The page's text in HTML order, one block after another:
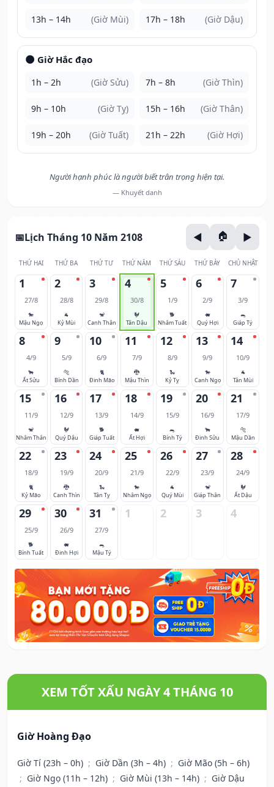
13h – 14h (Giờ Mùi) 17h – 18h (Giờ Dậu)
🌑 Giờ Hắc đạo
1h – 2h (Giờ Sửu) 7h – 8h (Giờ Thìn)
9h – 10h (Giờ Tỵ) 15h – 16h (Giờ Thân)
19h – 20h (Giờ Tuất) 21h – 22h (Giờ Hợi)
Người hạnh phúc là người biết trân trọng hiện tại.
— Khuyết danh
Lịch Tháng 10 Năm 2108
THỨ HAI THỨ BA THỨ TƯ THỨ NĂM THỨ SÁU THỨ BẢY CHỦ NHẬT
1
27/8
🐎
Mậu Ngọ
2
28/8
🐐
Kỷ Mùi
3
29/8
🐒
Canh Thân
4
30/8
🐓
Tân Dậu
5
1/9
🐕
Nhâm Tuất
6
2/9
🐖
Quý Hợi
7
3/9
🐀
Giáp Tý
8
4/9
🐂
Ất Sửu
9
5/9
🐅
Bính Dần
10
6/9
🐈
Đinh Mão
11
7/9
🐉
Mậu Thìn
12
8/9
🐍
Kỷ Tỵ
13
9/9
🐎
Canh Ngọ
14
10/9
🐐
Tân Mùi
15
11/9
🐒
Nhâm Thân
16
12/9
🐓
Quý Dậu
17
13/9
🐕
Giáp Tuất
18
14/9
🐖
Ất Hợi
19
15/9
🐀
Bính Tý
20
16/9
🐂
Đinh Sửu
21
17/9
🐅
Mậu Dần
22
18/9
🐈
Kỷ Mão
23
19/9
🐉
Canh Thìn
24
20/9
🐍
Tân Tỵ
25
21/9
🐎
Nhâm Ngọ
26
22/9
🐐
Quý Mùi
27
23/9
🐒
Giáp Thân
28
24/9
🐓
Ất Dậu
29
25/9
🐕
Bính Tuất
30
26/9
🐖
Đinh Hợi
31
27/9
🐀
Mậu Tý
1 2 3 4
XEM TỐT XẤU NGÀY 4 THÁNG 10
Giờ Hoàng Đạo
Giờ Tí (23h – 0h) ; Giờ Dần (3h – 4h) ; Giờ Mão (5h – 6h)
; Giờ Ngọ (11h – 12h) ; Giờ Mùi (13h – 14h) ; Giờ Dậu